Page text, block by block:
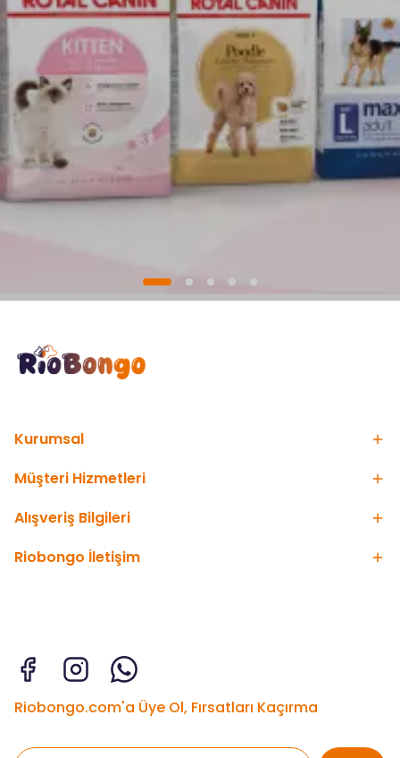
Kurumsal
Müşteri Hizmetleri
Alışveriş Bilgileri
Riobongo İletişim
Riobongo.com'a Üye Ol, Fırsatları Kaçırma